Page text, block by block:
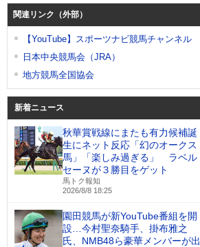
関連リンク（外部）
【YouTube】スポーツナビ競馬チャンネル
日本中央競馬会（JRA）
地方競馬全国協会
新着ニュース
秋華賞戦線にまたも有力候補誕
生にネット反応「幻のオークス
馬」「楽しみ過ぎる」 ラベル
セーヌが３勝目をゲット
馬トク報知
2026/8/8 18:25
園田競馬が新YouTube番組を開
設…今村聖奈騎手、掛布雅之
氏、NMB48ら豪華メンバーが出